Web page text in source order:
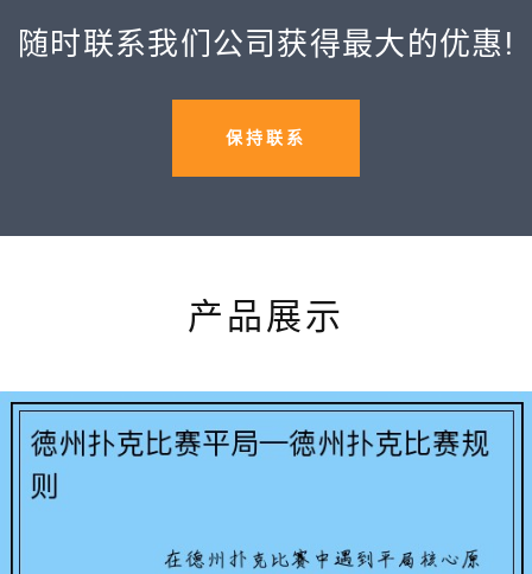
随时联系我们公司获得最大的优惠!
保持联系
产品展示